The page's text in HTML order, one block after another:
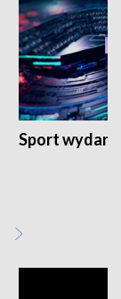
Sport